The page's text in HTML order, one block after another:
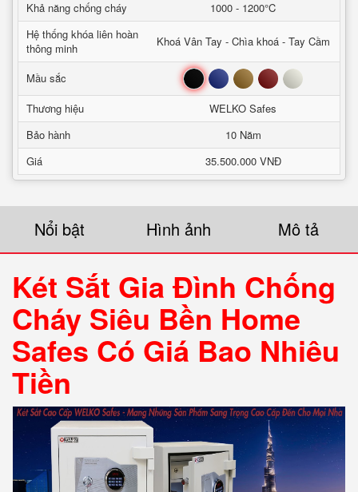
Khả năng chống cháy
1000 - 1200°C
Hệ thống khóa liên hoàn
thông minh
Khoá Vân Tay - Chìa khoá - Tay Cầm
Mầu sắc Đen Xanh Nâu Đỏ Trắng
Thương hiệu
WELKO Safes
Bảo hành
10 Năm
Giá
35.500.000 VNĐ
Nổi bật Hình ảnh Mô tả
Két Sắt Gia Đình Chống
Cháy Siêu Bền Home
Safes Có Giá Bao Nhiêu
Tiền